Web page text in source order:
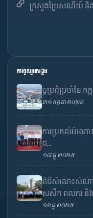
ក្រសួងប្រៃសណីយ៍ និង
ការចូលរួមសង្គម
ច្ចប្រជុំប្រចាំខែ ក
៣១ កក្កដា ២០២៦
ការប្រគល់អំណោ
ដ...
១៧ ធ្នូ ២០២៥
ពិធីសំណេះសំណា
សសឹក ពលករ និង
១៦ ធ្នូ ២០២៥